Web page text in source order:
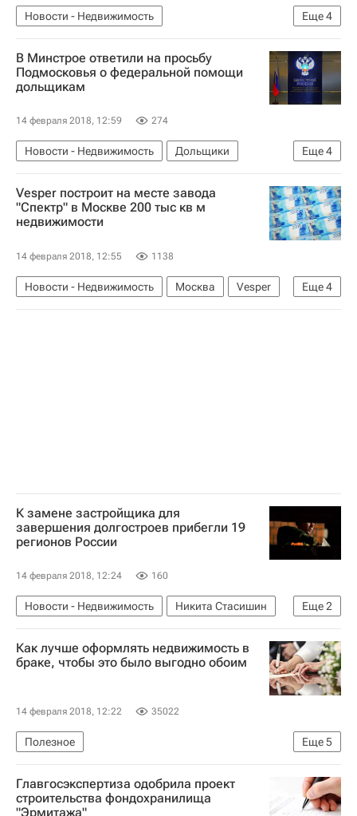
Еще4
Новости - Недвижимость
Республика Ингушетия
Строительство
Социальная инфраструктура
Россия
В Минстрое ответили на просьбу
Подмосковья о федеральной помощи
дольщикам
14 февраля 2018, 12:59 274
Еще4
Новости - Недвижимость
Дольщики
Жилье
Министерство строительства и жилищно-коммунального хозяйства РФ (Минстрой России)
Московская область (Подмосковье)
Россия
Vesper построит на месте завода
"Спектр" в Москве 200 тыс кв м
недвижимости
14 февраля 2018, 12:55 1138
Еще4
Новости - Недвижимость Москва
Vesper
Строительство
Недвижимость
Промзоны
К замене застройщика для
завершения долгостроев прибегли 19
регионов России
14 февраля 2018, 12:24 160
Еще2
Новости - Недвижимость
Никита Стасишин
Строительство
Россия
Как лучше оформлять недвижимость в
браке, чтобы это было выгодно обоим
14 февраля 2018, 12:22 35022
Еще5
Полезное
Федеральная нотариальная палата: нотариусы советуют
Законодательство
Имущество
Россия
Главгосэкспертиза одобрила проект
строительства фондохранилища
"Эрмитажа"